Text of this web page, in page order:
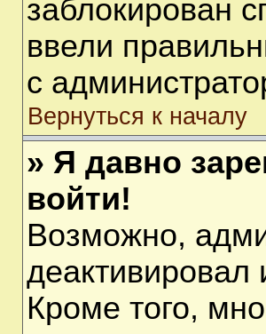
заблокирован
ввели
с
Вернуться к началу
» Я давно
войти!
Возможно,
Кроме того,